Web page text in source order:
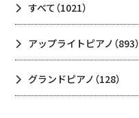
すべて（1021）
アップライトピアノ （893）
グランドピアノ （128）